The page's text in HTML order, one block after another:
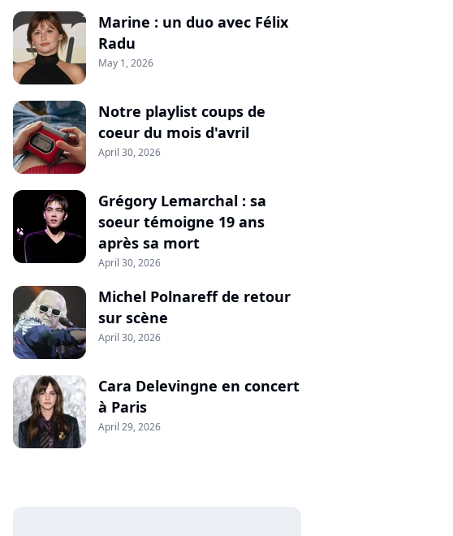
Marine : un duo avec Félix
Radu
May 1, 2026
Notre playlist coups de
coeur du mois d'avril
April 30, 2026
Grégory Lemarchal : sa
soeur témoigne 19 ans
après sa mort
April 30, 2026
Michel Polnareff de retour
sur scène
April 30, 2026
Cara Delevingne en concert
à Paris
April 29, 2026